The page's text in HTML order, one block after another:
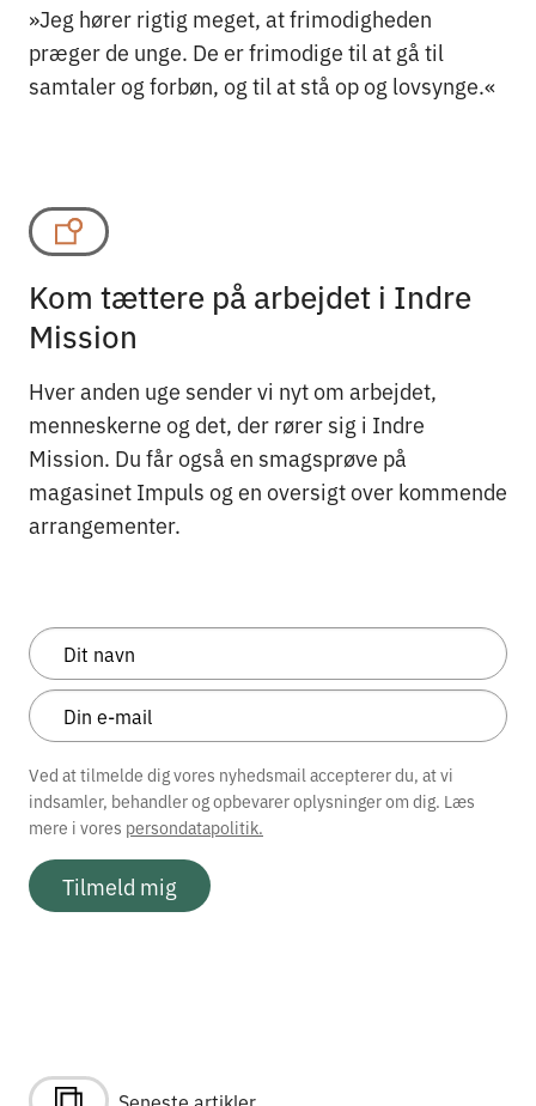
»Jeg hører rigtig meget, at frimodigheden
præger de unge. De er frimodige til at gå til
samtaler og forbøn, og til at stå op og lovsynge.«
Kom tættere på arbejdet i Indre
Mission
Hver anden uge sender vi nyt om arbejdet,
menneskerne og det, der rører sig i Indre
Mission. Du får også en smagsprøve på
magasinet Impuls og en oversigt over kommende
arrangementer.
Ved at tilmelde dig vores nyhedsmail accepterer du, at vi
indsamler, behandler og opbevarer oplysninger om dig. Læs
mere i vores persondatapolitik.
Tilmeld mig
Seneste artikler